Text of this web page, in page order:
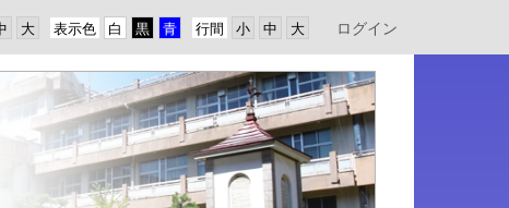
行間
表示色 ログイン